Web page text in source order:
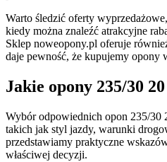
Warto śledzić oferty
kiedy można znaleźć atrakcyjne
Sklep noweopony.pl oferuje
daje pewność, że kupujemy opony
Jakie opony 235/30
Wybór odpowiednich opon 235/30
takich jak styl jazdy, warunki
przedstawiamy praktyczne
właściwej decyzji.